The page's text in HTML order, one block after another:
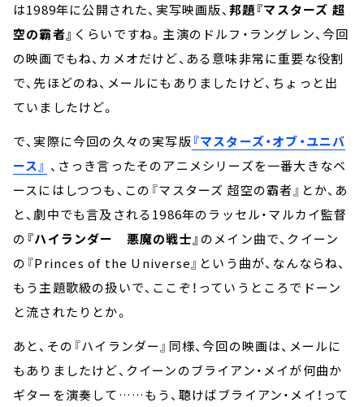
は1989年に公開された、実写映画版、邦題『マスターズ 超
空の霸者』 くらいですね。主演のドルフ・ラングレン、今回
の映画でもね、カメオだけど、ある意味非常に重要な役割
で、先ほどのね、メールにもありましたけど、ちょっと出
ていましたけど。
で、実際に今回の久々の実写版『マスターズ・オブ・ユニバ
ース』 、さっき言ったそのアニメシリーズを一番大きなベ
ースにはしつつも、この『マスターズ 超空の霸者』とか、あ
と、劇中でも言及される1986年のラッセル・マルカイ監督
の 『ハイランダー 悪魔の戦士』 のメイン曲で、クイーン
の『Princes of the Universe』という曲が、なんならね、
もう主題歌級の扱いで、ここぞ！っていうところでドーン
と流されたりとか。
あと、その『ハイランダー』同様、今回の映画は、メールに
もありましたけど、クイーンのブライアン・メイが何曲か
ギターを演奏して……もう、聴けばブライアン・メイ！って